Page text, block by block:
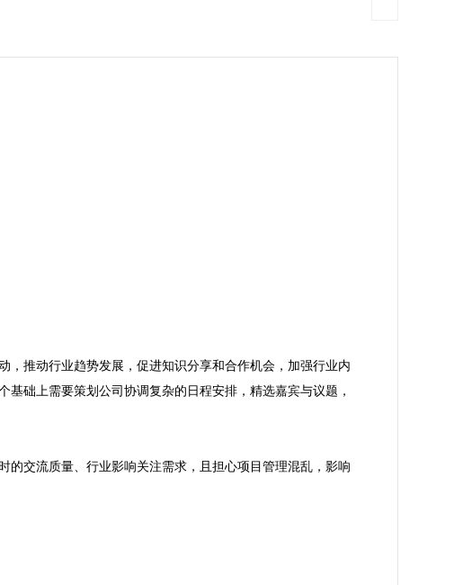
推动行业趋势发展，促进知识分享和合作机会，加强行业内
础上需要策划公司协调复杂的日程安排，精选嘉宾与议题，
交流质量、行业影响关注需求，且担心项目管理混乱，影响